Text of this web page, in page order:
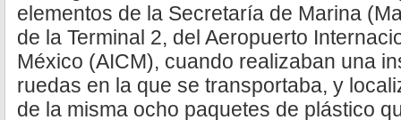
elementos de la Secretaría de Marina
de la Terminal 2, del Aeropuerto
México (AICM), cuando realizaban una
ruedas en la que se transportaba, y
de la misma ocho paquetes de plástico